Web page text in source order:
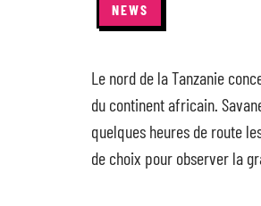
NEWS
Le nord de la Tanzanie
du continent africain.
quelques heures de route
de choix pour observer la